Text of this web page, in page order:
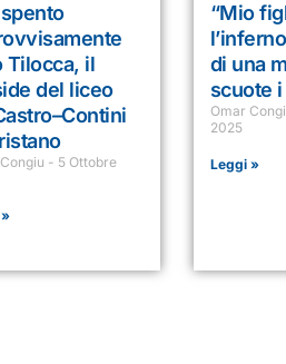
Tilocca, il
del liceo
5 Ottobre
“Mio
di una
scuote
Omar
2025
Leggi »